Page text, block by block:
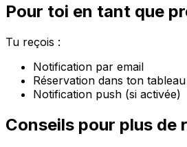
Pour toi en tant que
Tu reçois :
Notification par email
Réservation dans ton
Notification push (si activée)
Conseils pour plus de